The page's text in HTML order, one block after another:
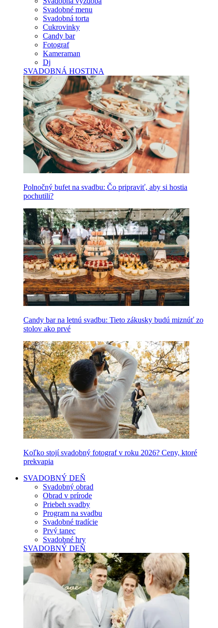
Svadobné menu
Svadobná torta
Cukrovinky
Candy bar
Fotograf
Kameraman
Dj
SVADOBNÁ HOSTINA
Polnočný bufet na svadbu: Čo pripraviť, aby si hostia
pochutili?
Candy bar na letnú svadbu: Tieto zákusky budú miznúť zo
stolov ako prvé
Koľko stojí svadobný fotograf v roku 2026? Ceny, ktoré
prekvapia
SVADOBNÝ DEŇ
Svadobný obrad
Obrad v prírode
Priebeh svadby
Program na svadbu
Svadobné tradície
Prvý tanec
Svadobné hry
SVADOBNÝ DEŇ